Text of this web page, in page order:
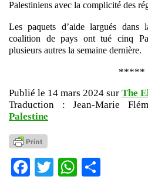
Palestiniens avec la complicité des
Les paquets d’aide largués
coalition de pays ont tué cinq
plusieurs autres la semaine dernière.
*****
Publié le 14 mars 2024 sur The
Traduction : Jean-Marie
Palestine
Facebook
TwitterWhatsApp